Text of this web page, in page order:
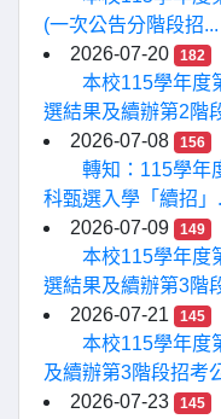
(一次公告分階段招...
2026-07-20
182
本校115學年度
選結果及續辦第2階
2026-07-08
156
轉知：115學年
科甄選入學「續招」
2026-07-09
149
本校115學年度
選結果及續辦第3階
2026-07-21
145
本校115學年度
及續辦第3階段招考
2026-07-23
145